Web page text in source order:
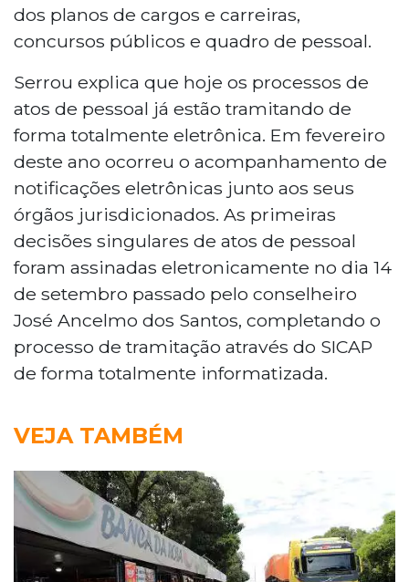
dos planos de cargos e carreiras,
concursos públicos e quadro de pessoal.
Serrou explica que hoje os processos de
atos de pessoal já estão tramitando de
forma totalmente eletrônica. Em fevereiro
deste ano ocorreu o acompanhamento de
notificações eletrônicas junto aos seus
órgãos jurisdicionados. As primeiras
decisões singulares de atos de pessoal
foram assinadas eletronicamente no dia 14
de setembro passado pelo conselheiro
José Ancelmo dos Santos, completando o
processo de tramitação através do SICAP
de forma totalmente informatizada.
VEJA TAMBÉM